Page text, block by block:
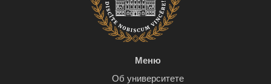
Меню
Об университете